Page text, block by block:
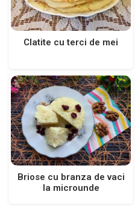
Clatite cu terci de mei
Briose cu branza de vaci
la microunde